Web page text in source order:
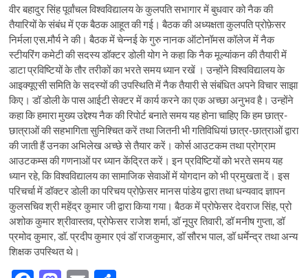
वीर बहादुर सिंह पूर्वांचल विश्वविद्यालय के कुलपति सभागार में बुधवार को नैक की
तैयारियों के संबंध में एक बैठक आहूत की गई। बैठक की अध्यक्षता कुलपति प्रोफ़ेसर
निर्मला एस.मौर्य ने की। बैठक में चेन्नई के गुरु नानक ऑटोनॉमस कॉलेज में नैक
स्टीयरिंग कमेटी की सदस्य डॉक्टर डोली योग ने कहा कि नैक मूल्यांकन की तैयारी में
डाटा प्रविष्टियों के तौर तरीकों का भरते समय ध्यान रखें । उन्होंने विश्वविद्यालय के
आइक्यूएसी समिति के सदस्यों की उपस्थिति में नैक तैयारी से संबंधित अपने विचार साझा
किए। डॉ डोली के पास आईटी सेक्टर में कार्य करने का एक अच्छा अनुभव है। उन्होंने
कहा कि हमारा मुख्य उद्देश्य नैक की रिपोर्ट बनाते समय यह होना चाहिए कि हम छात्र-
छात्राओं की सहभागिता सुनिश्चित करें तथा जितनी भी गतिविधियां छात्र-छात्राओं द्वारा
की जाती हैं उनका अभिलेख अच्छे से तैयार करें। कोर्स आउटकम तथा प्रोग्राम
आउटकम्स की गणनाओं पर ध्यान केंद्रित करें। इन प्रविष्टियों को भरते समय यह
ध्यान रहे, कि विश्वविद्यालय का सामाजिक सेवाओं में योगदान को भी प्रमुखता दें। इस
परिचर्चा में डॉक्टर डोली का परिचय प्रोफ़ेसर मानस पांडेय द्वारा तथा धन्यवाद ज्ञापन
कुलसचिव श्री महेंद्र कुमार जी द्वारा किया गया। बैठक में प्रोफेसर देवराज सिंह, प्रो
अशोक कुमार श्रीवास्तव, प्रोफेसर राजेश शर्मा, डॉ नूपुर तिवारी, डॉ मनीष गुप्ता, डॉ
प्रमोद कुमार, डॉ. प्रदीप कुमार एवं डॉ राजकुमार, डॉ सौरभ पाल, डॉ धर्मेन्द्र तथा अन्य
शिक्षक उपस्थित थे।